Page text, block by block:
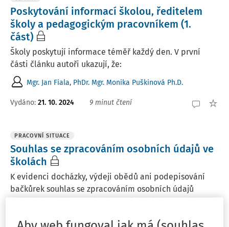
Poskytování informací školou, ředitelem
školy a pedagogickým pracovníkem (1.
část)
Školy poskytují informace téměř každý den. V první
části článku autoři ukazují, že:
Mgr. Jan Fiala, PhDr. Mgr. Monika Puškinová Ph.D.
Vydáno: 21. 10. 2024 9 minut čtení
PRACOVNÍ SITUACE
Souhlas se zpracováním osobních údajů ve
školách
K evidenci docházky, výdeji obědů ani podepisování
bačkůrek souhlas se zpracováním osobních údajů
rozhodně potřeba není. Kdy se ale škola bez souhlasu